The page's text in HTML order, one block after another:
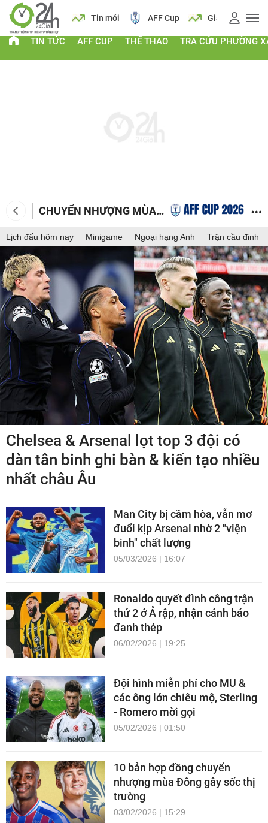
Lịch Tin mới AFF Cup Giá vàng
TIN TỨC AFF CUP THỂ THAO TRA CỨU PHƯỜNG
CHUYỂN NHƯỢNG MÙA
Lịch đấu hôm nay Minigame Ngoại hạng Anh Trận cầu đinh
Chelsea & Arsenal lọt top 3 đội có
dàn tân binh ghi bàn & kiến tạo nhiều
nhất châu Âu
Man City bị cầm hòa, vẫn mơ
đuổi kịp Arsenal nhờ 2 "viện
binh" chất lượng
05/03/2026 | 16:07
Ronaldo quyết đình công trận
thứ 2 ở Ả rập, nhận cảnh báo
đanh thép
06/02/2026 | 19:25
Đội hình miễn phí cho MU &
các ông lớn chiêu mộ, Sterling
- Romero mời gọi
05/02/2026 | 01:50
10 bản hợp đồng chuyển
nhượng mùa Đông gây sốc thị
trường
03/02/2026 | 15:29